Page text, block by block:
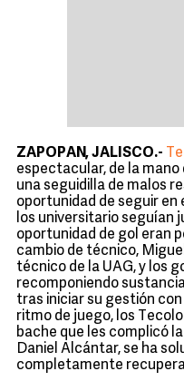
ZAPOPAN, JALISCO.-
espectacular, de la mano
una seguidilla de malos
oportunidad de seguir en
los universitario seguían
oportunidad de gol eran
cambio de técnico,
técnico de la UAG, y los
recomponiendo
tras iniciar su gestión con
ritmo de juego, los
bache que les complicó
Daniel Alcántar, se ha
completamente